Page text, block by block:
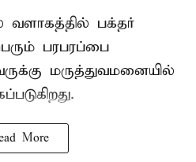
வளாகத்தில் பக்தர்
பரபரப்பை
மருத்துவமனையில்
More